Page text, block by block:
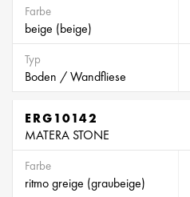
Farbe
beige (beige)
Typ
Boden / Wandfliese
ERG10142
MATERA STONE
Farbe
ritmo greige (graubeige)